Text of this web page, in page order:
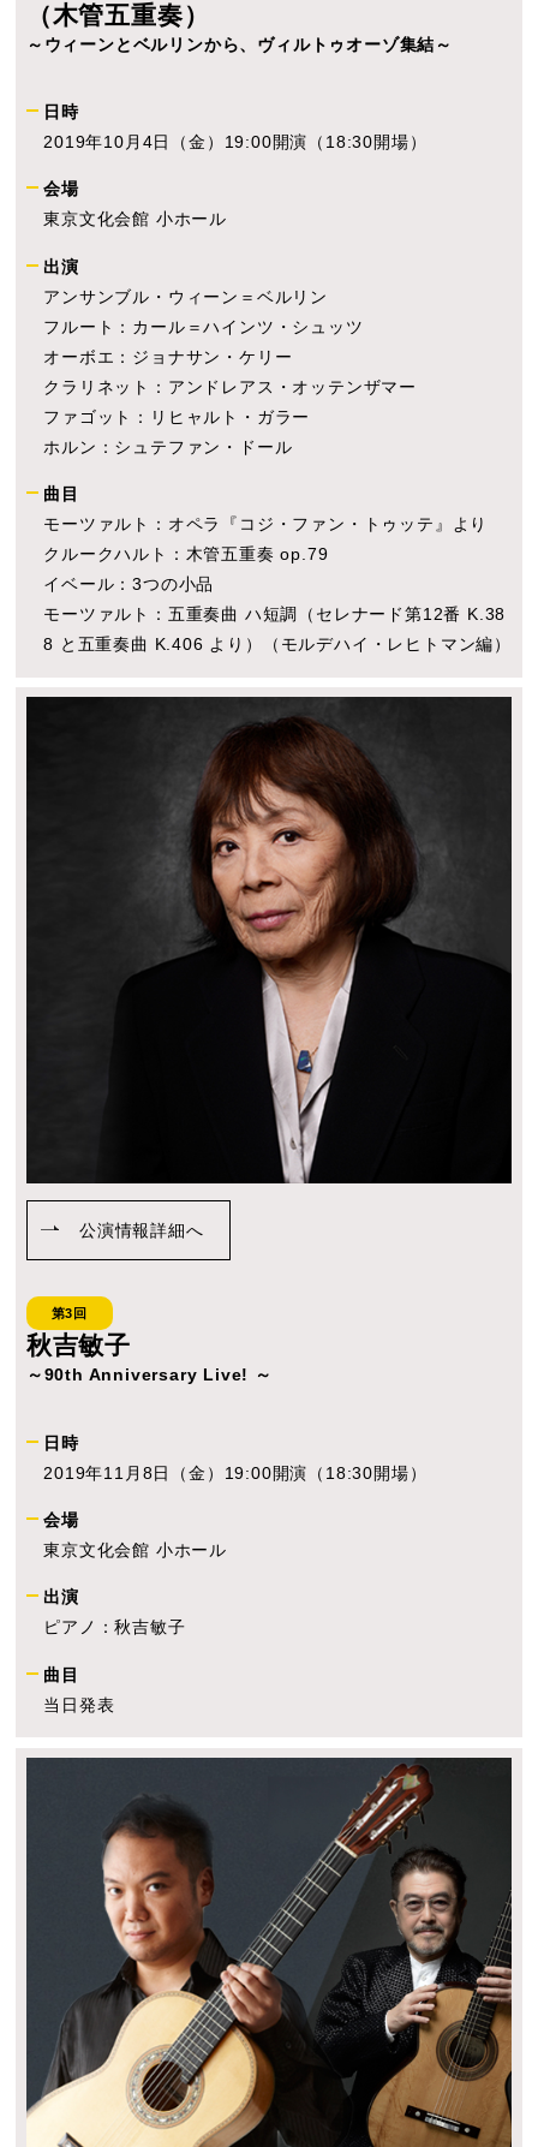
（木管五重奏）
～ウィーンとベルリンから、ヴィルトゥオーゾ集結～
日時
2019年10月4日（金）19:00開演（18:30開場）
会場
東京文化会館 小ホール
出演
アンサンブル・ウィーン＝ベルリン
フルート：カール＝ハインツ・シュッツ
オーボエ：ジョナサン・ケリー
クラリネット：アンドレアス・オッテンザマー
ファゴット：リヒャルト・ガラー
ホルン：シュテファン・ドール
曲目
モーツァルト：オペラ『コジ・ファン・トゥッテ』より
クルークハルト：木管五重奏 op.79
イベール：3つの小品
モーツァルト：五重奏曲 ハ短調（セレナード第12番 K.38
8 と五重奏曲 K.406 より）（モルデハイ・レヒトマン編）
公演情報詳細へ
第3回
秋吉敏子
～90th Anniversary Live! ～
日時
2019年11月8日（金）19:00開演（18:30開場）
会場
東京文化会館 小ホール
出演
ピアノ：秋吉敏子
曲目
当日発表